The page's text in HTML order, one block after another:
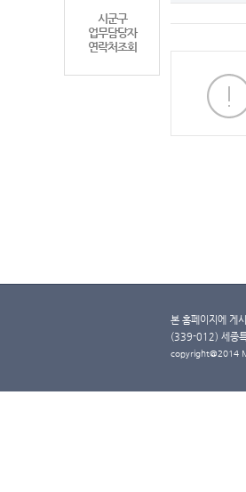
시군구
업무담당자
연락처조회
본 홈페이지에 게
(339-012) 세종
copyright@2014